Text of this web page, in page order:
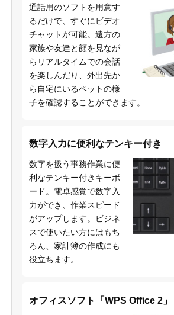
通話用のソフトを用意す
るだけで、すぐにビデオ
チャットが可能。遠方の
家族や友達と顔を見なが
らリアルタイムでの会話
を楽しんだり、外出先か
ら自宅にいるペットの様
子を確認することができます。
数字入力に便利なテンキー付き
数字を扱う事務作業に便
利なテンキー付きキーボ
ード。電卓感覚で数字入
力ができ、作業スピード
がアップします。ビジネ
スで使いたい方にはもち
ろん、家計簿の作成にも
役立ちます。
オフィスソフト「WPS Office 2」